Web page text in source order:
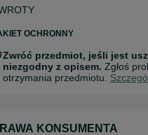
OCHRONNY
Zwróć przedmiot, jeśli jest
niezgodny z opisem. Zgłoś
otrzymania przedmiotu.
KONSUMENTA